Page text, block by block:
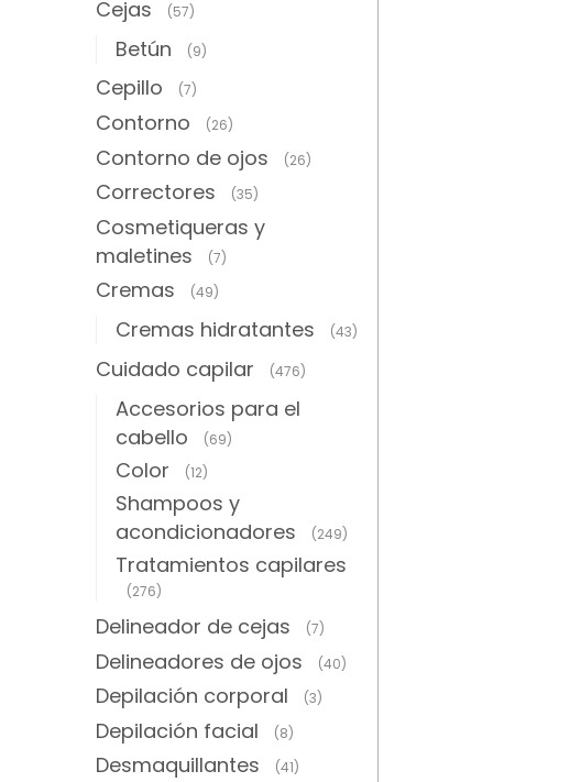
Cejas (57)
Betún (9)
Cepillo (7)
Contorno (26)
Contorno de ojos (26)
Correctores (35)
Cosmetiqueras y
maletines
(7)
Cremas (49)
Cremas hidratantes (43)
Cuidado capilar (476)
Accesorios para el
cabello
(69)
Color (12)
Shampoos y
acondicionadores
(249)
Tratamientos capilares
(276)
Delineador de cejas (7)
Delineadores de ojos (40)
Depilación corporal (3)
Depilación facial (8)
Desmaquillantes (41)